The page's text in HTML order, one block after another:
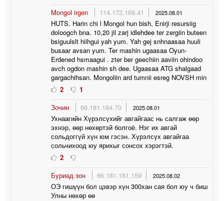
Mongol irgen
114.172.169.41 2025.08.01
HUTS. Harin chi l Mongol hun bish, Enirji resursiig
doloogch bna. 10,20 jil zarj idlehdee ter zergiin buteen
bsiguulslt hiihgui yah yum. Yah gej snhnaasaa huuli
busaar avsan yum. Ter mashin ugaasaa Oyun-
Erdened hsmaagui . zter ber geechiin aaviin ohindoo
avch ogdon mashin sh dee. Ugaasaa ATG shalgaad
gargachihsan. Mongoliin ard tumnii esreg NOVSH min
2
1
Зочин
66.181.184.70 2025.08.01
Ухнаагийн Хүрэлсүхийг авгайгаас нь салгаж өөр
эхнэр, өөр нөхөртэй болгоё. Нэг их авгай
сольдоггүй хүн юм гэсэн. Хүрэлсүх авгайгаа
сольчихоод юу ярихыг сонсох хэрэгтэй.
2
Буриад зон
66.181.161.159 2025.08.02
ОЭ гишүүн бол цэвэр хүн 300хан сая бол юу ч биш
Улны нөхөр өө